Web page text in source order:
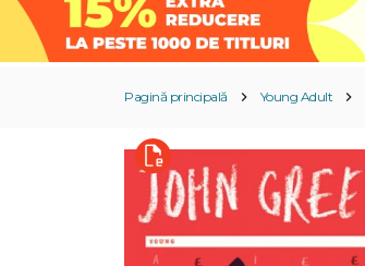
Pagină principală Young Adult